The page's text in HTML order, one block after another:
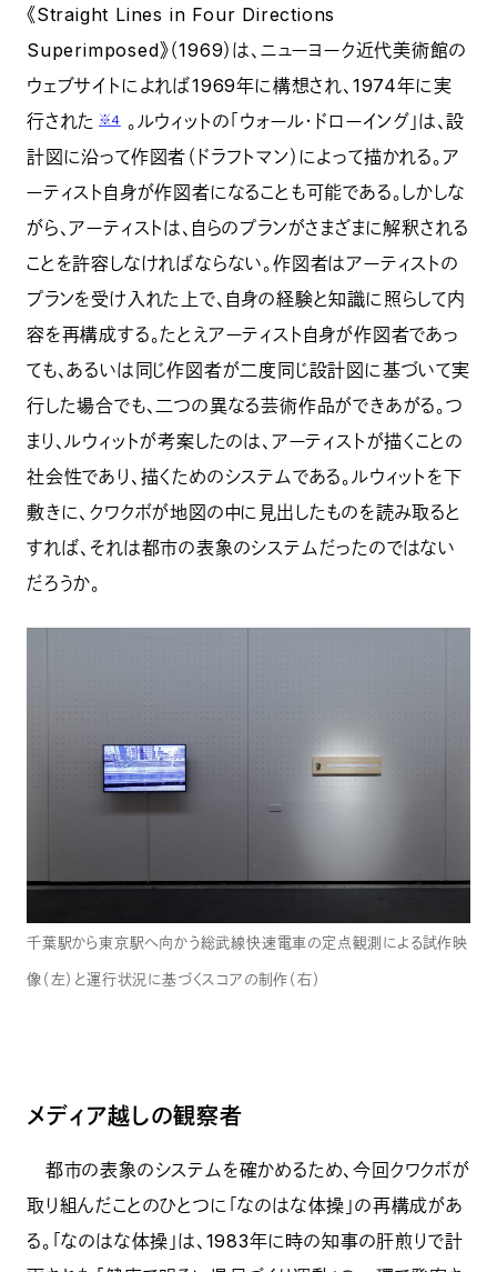
《Straight Lines in Four Directions
Superimposed》（1969）は、ニューヨーク近代美術館の
ウェブサイトによれば1969年に構想され、1974年に実
行された ※4
。ルウィットの「ウォール・ドローイング」は、設
計図に沿って作図者（ドラフトマン）によって描かれる。ア
ーティスト自身が作図者になることも可能である。しかしな
がら、アーティストは、自らのプランがさまざまに解釈される
ことを許容しなければならない。作図者はアーティストの
プランを受け入れた上で、自身の経験と知識に照らして内
容を再構成する。たとえアーティスト自身が作図者であっ
ても、あるいは同じ作図者が二度同じ設計図に基づいて実
行した場合でも、二つの異なる芸術作品ができあがる。つ
まり、ルウィットが考案したのは、アーティストが描くことの
社会性であり、描くためのシステムである。ルウィットを下
敷きに、クワクボが地図の中に見出したものを読み取ると
すれば、それは都市の表象のシステムだったのではない
だろうか。
千葉駅から東京駅へ向かう総武線快速電車の定点観測による試作映
像（左）と運行状況に基づくスコアの制作（右）
メディア越しの観察者
都市の表象のシステムを確かめるため、今回クワクボが
取り組んだことのひとつに「なのはな体操」の再構成があ
る。「なのはな体操」は、1983年に時の知事の肝煎りで計